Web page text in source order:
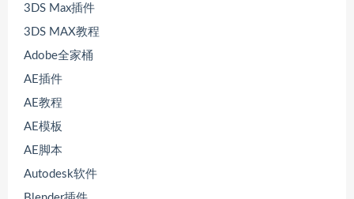
3DS Max插件
3DS MAX教程
Adobe全家桶
AE插件
AE教程
AE模板
AE脚本
Autodesk软件